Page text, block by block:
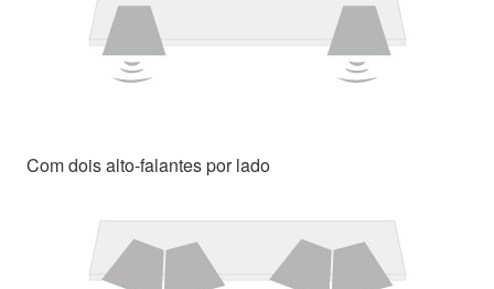
Com dois alto-falantes por lado